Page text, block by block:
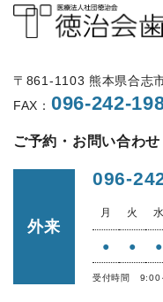
〒861-1103 熊本県合志
FAX： 096-242-
ご予約・お問い合わせ
外来
096-
月 火 水
● ● ●
受付時間 9:00